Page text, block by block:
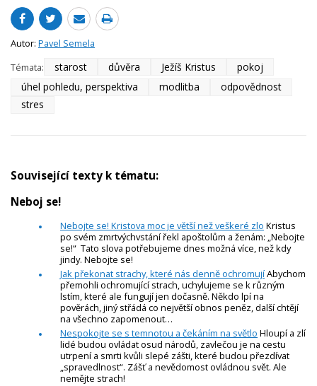
Autor: Pavel Semela
Témata:
starost důvěra Ježíš Kristus
pokoj
úhel pohledu, perspektiva
modlitba
odpovědnost
stres
Související texty k tématu:
Neboj se!
Nebojte se! Kristova moc je větší než veškeré zlo Kristus
po svém zmrtvýchvstání řekl apoštolům a ženám: „Nebojte
se!“ Tato slova potřebujeme dnes možná více, než kdy
jindy. Nebojte se!
Jak překonat strachy, které nás denně ochromujíAbychom
přemohli ochromující strach, uchylujeme se k různým
lstím, které ale fungují jen dočasně. Někdo lpí na
pověrách, jiný střádá co největší obnos peněz, další chtějí
na všechno zapomenout…
Nespokojte se s temnotou a čekáním na světlo Hloupí a zlí
lidé budou ovládat osud národů, zavlečou je na cestu
utrpení a smrti kvůli slepé zášti, které budou přezdívat
„spravedlnost“. Zášť a nevědomost ovládnou svět. Ale
nemějte strach!